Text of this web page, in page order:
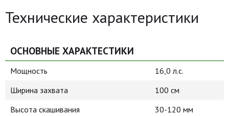
Технические характеристики
ОСНОВНЫЕ ХАРАКТЕСТИКИ
Мощность
16,0 л.с.
Ширина захвата
100 см
Высота скашивания
30-120 мм